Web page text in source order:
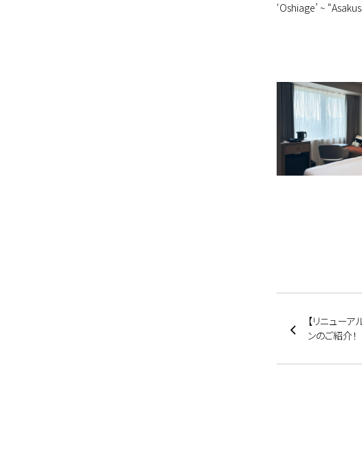
‘Oshiage’ ~
【リニュー
ンのご紹介！